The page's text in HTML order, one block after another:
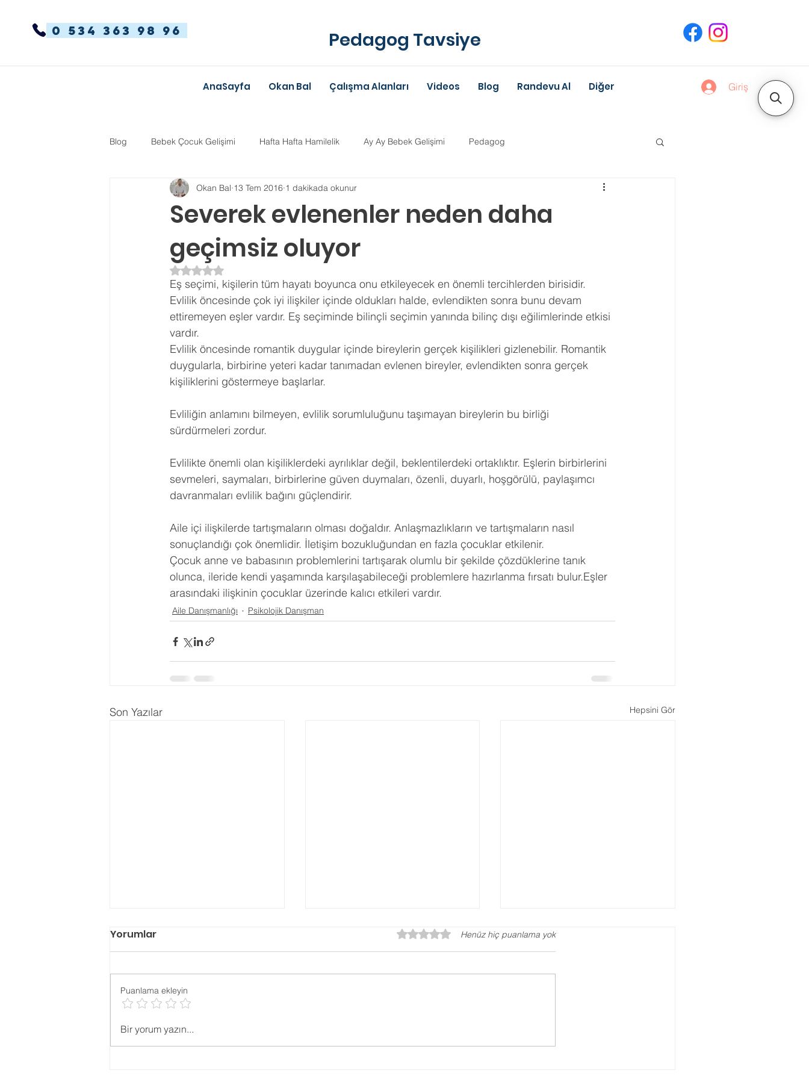
0 534 363 98 96 Pedagog Tavsiye
AnaSayfa Okan Bal Çalışma Alanları Videos Blog Randevu Al Diğer Giriş
Blog Bebek Çocuk Gelişimi Hafta Hafta Hamilelik Ay Ay Bebek Gelişimi Pedagog
Dikkat Dağınıklığı Hiperaktivite Anne-Baba Eğitimi
TYT-AYT Eğitim Danışmanlığı
Ergenlik Danışmanlığı PDR Rehberlik Psikoloji Tercih Danışmanı Öğrenci Koçluğu Boşanma Danışmanlığı
Evlilik Terapisi
Severek evlenenler neden daha
geçimsiz oluyor
Okan Bal 13 Tem 2016 1 dakikada okunur
5 üzerinden NaN yıldız
Eş seçimi, kişilerin tüm hayatı boyunca onu etkileyecek en önemli tercihlerden birisidir.
Evlilik öncesinde çok iyi ilişkiler içinde oldukları halde, evlendikten sonra bunu devam
ettiremeyen eşler vardır. Eş seçiminde bilinçli seçimin yanında bilinç dışı eğilimlerinde etkisi
vardır.
Evlilik öncesinde romantik duygular içinde bireylerin gerçek kişilikleri gizlenebilir. Romantik
duygularla, birbirine yeteri kadar tanımadan evlenen bireyler, evlendikten sonra gerçek
kişiliklerini göstermeye başlarlar.
Evliliğin anlamını bilmeyen, evlilik sorumluluğunu taşımayan bireylerin bu birliği
sürdürmeleri zordur.
Evlilikte önemli olan kişiliklerdeki ayrılıklar değil, beklentilerdeki ortaklıktır. Eşlerin birbirlerini
sevmeleri, saymaları, birbirlerine güven duymaları, özenli, duyarlı, hoşgörülü, paylaşımcı
davranmaları evlilik bağını güçlendirir.
Aile içi ilişkilerde tartışmaların olması doğaldır. Anlaşmazlıkların ve tartışmaların nasıl
sonuçlandığı çok önemlidir. İletişim bozukluğundan en fazla çocuklar etkilenir.
Çocuk anne ve babasının problemlerini tartışarak olumlu bir şekilde çözdüklerine tanık
olunca, ileride kendi yaşamında karşılaşabileceği problemlere hazırlanma fırsatı bulur.Eşler
arasındaki ilişkinin çocuklar üzerinde kalıcı etkileri vardır.
Aile Danışmanlığı Psikolojik Danışman
Son Yazılar Hepsini Gör
Evlilik Öncesi Danışmanlık
Evlilik Terapisi
Yorumlar 5 üzerinden 0 yıldızHenüz hiç puanlama yok
Puanlama ekleyin
Bir yorum yazın...